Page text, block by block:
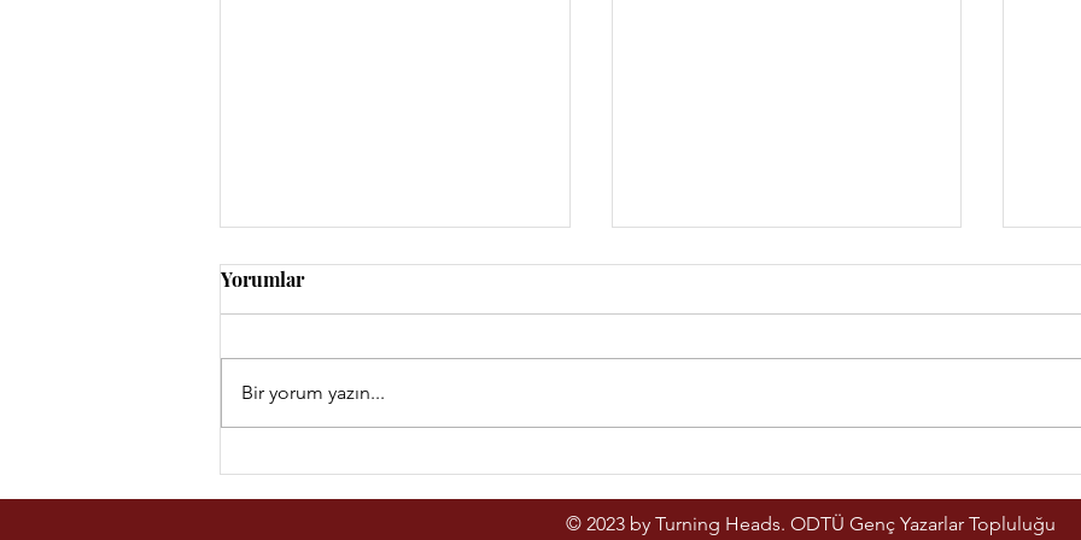
İnsan Üstündür
Kızılay’da İkinci Gün
Zeka
Yorumlar
Bir yorum yazın...
© 2023 by Turning Heads. ODTÜ Genç Yazarlar Topluluğu